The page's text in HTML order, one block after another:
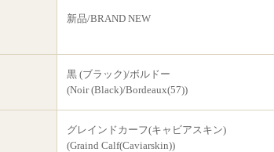
新品/BRAND NEW
黒 (ブラック)/ボルドー
(Noir (Black)/Bordeaux(57))
グレインドカーフ(キャビアスキン)
(Graind Calf(Caviarskin))